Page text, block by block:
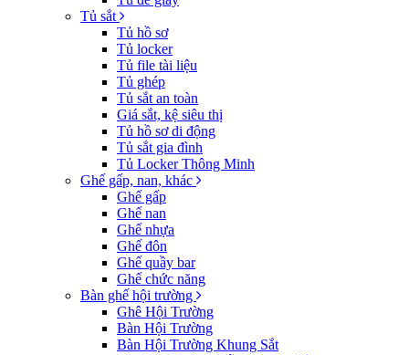
Tủ sắt
Tủ hồ sơ
Tủ locker
Tủ file tài liệu
Tủ ghép
Tủ sắt an toàn
Giá sắt, kệ siêu thị
Tủ hồ sơ di động
Tủ sắt gia đình
Tủ Locker Thông Minh
Ghế gấp, nan, khác
Ghế gấp
Ghế nan
Ghế nhựa
Ghế đôn
Ghế quầy bar
Ghế chức năng
Bàn ghế hội trường
Ghê Hội Trường
Bàn Hội Trường
Bàn Hội Trường Khung Sắt